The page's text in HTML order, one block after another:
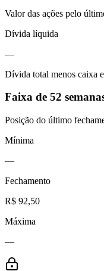
Valor das ações pelo
Dívida líquida
—
Dívida total menos caixa
Faixa de 52
Posição do último
Mínima
—
Fechamento
R$ 92,50
Máxima
—